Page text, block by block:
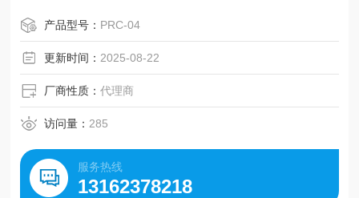
产品型号： PRC-04
更新时间： 2025-08-22
厂商性质：代理商
访问量： 285
服务热线
13162378218